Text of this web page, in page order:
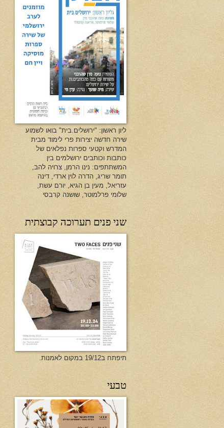
ליון ראשון: "ירושלים.בית" בואו לשמוע
שירה חדשה יצירות פרי לימוד מבית
המדרש וקטעי ספרות נפלאים של
כותבות וכותבים ירושלמים בין
המשתתפים: נינו הרמן, צרויה להב,
תומר שריג, הדרה לוין ארדי, דינה
עזריאל, מעין בן הגיא, יורם עשת,
שלומי פרלמוטר, שושנה קרבסי
שני פנים תערוכה קבוצתית
תיפתח ב19/12 במקום לאמנות.
טבעי